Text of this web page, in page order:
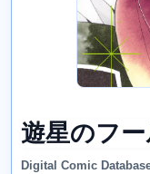
遊星のフ
Digital Comic